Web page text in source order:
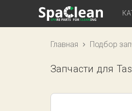
Главная Подбор
Запчасти для